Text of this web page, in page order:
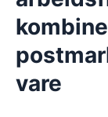
vare